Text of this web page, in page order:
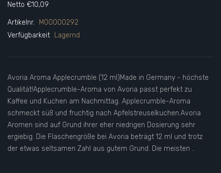
Netto €10,09
Artikelnr.
M00000292
Verfügbarkeit
Lagernd
Avoria Aroma Applecrumble (12 ml)Made in Germany - höchste
Qualität!Applecrumble-Aroma von Avoria passt perfekt zu
Kaffee und Kuchen am Nachmittag. Applecrumble-Aroma
schmeckt süß und fruchtig nach Apfelstreuselkuchen.Avoria
Aromen sind auf Grund ihrer eher niedrigen Dosierung sehr
ergiebig. Die Flaschengröße bei Avoria beträgt 12 ml und trotz
der etwas seltsamen Zahl aus gutem Grund. Die meisten ..